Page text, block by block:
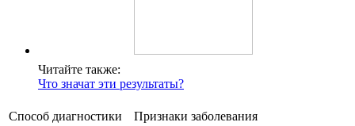
Читайте также:
Что значат эти результаты?
Способ диагностики Признаки заболевания